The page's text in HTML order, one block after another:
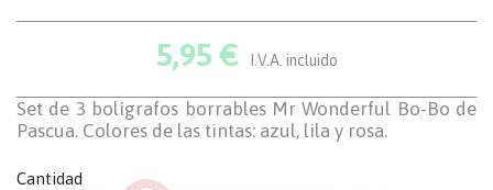
5,95 € I.V.A. incluido
Set de 3 bolígrafos borrables Mr Wonderful Bo-Bo de
Pascua. Colores de las tintas: azul, lila y rosa.
Cantidad